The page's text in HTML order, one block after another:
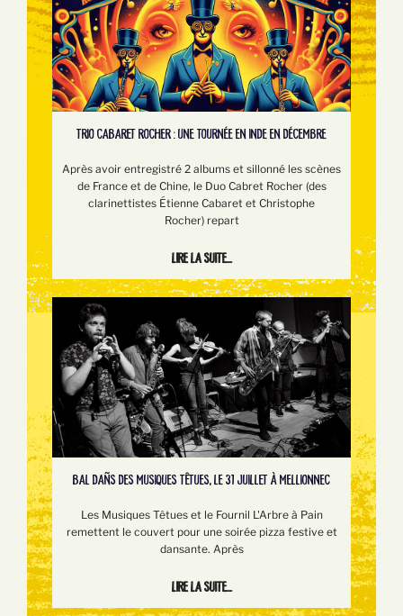
TRIO CABARET ROCHER : UNE TOURNÉE EN INDE EN DÉCEMBRE
Après avoir entregistré 2 albums et sillonné les scènes
de France et de Chine, le Duo Cabret Rocher (des
clarinettistes Étienne Cabaret et Christophe
Rocher) repart
Lire la suite...
BAL DAÑS DES MUSIQUES TÊTUES, LE 31 JUILLET À MELLIONNEC
Les Musiques Têtues et le Fournil L'Arbre à Pain
remettent le couvert pour une soirée pizza festive et
dansante. Après
Lire la suite...